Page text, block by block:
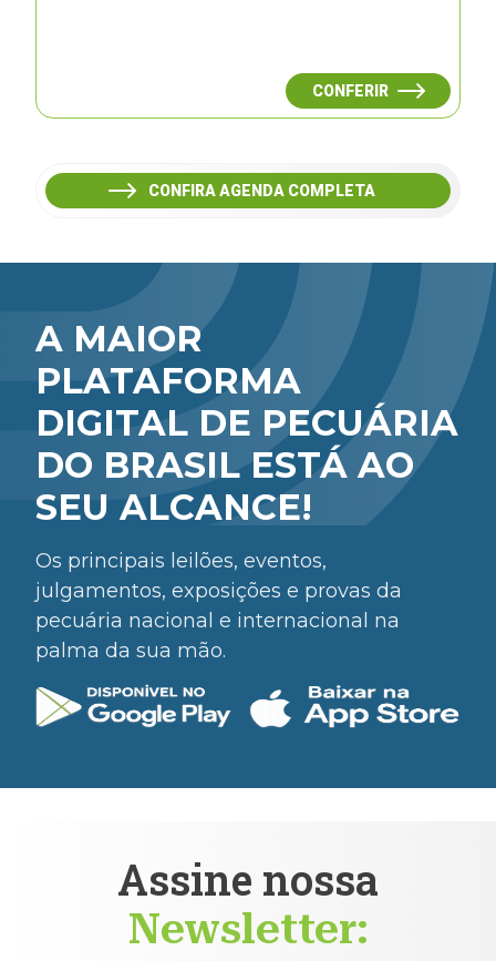
CONFERIR
CONFIRA AGENDA COMPLETA
A MAIOR
PLATAFORMA
DIGITAL DE PECUÁRIA
DO BRASIL ESTÁ AO
SEU ALCANCE!
Os principais leilões, eventos,
julgamentos, exposições e provas da
pecuária nacional e internacional na
palma da sua mão.
Assine nossa
Newsletter: